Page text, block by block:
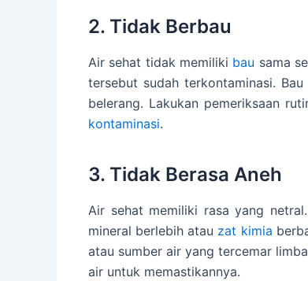
2. Tidak Berbau
Air sehat tidak memiliki bau sama
tersebut sudah terkontaminasi.
belerang. Lakukan pemeriksaan
kontaminasi.
3. Tidak Berasa Aneh
Air sehat memiliki rasa yang
mineral berlebih atau zat kimia
atau sumber air yang tercemar
air untuk memastikannya.